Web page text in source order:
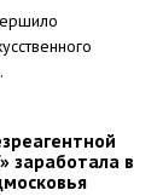
заработала в